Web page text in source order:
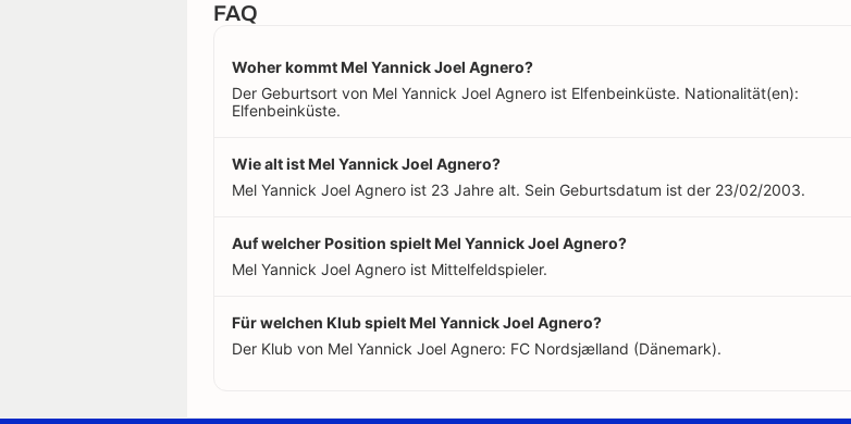
FAQ
Woher kommt Mel Yannick Joel Agnero?
Der Geburtsort von Mel Yannick Joel Agnero ist Elfenbeinküste. Nationalität(en):
Elfenbeinküste.
Wie alt ist Mel Yannick Joel Agnero?
Mel Yannick Joel Agnero ist 23 Jahre alt. Sein Geburtsdatum ist der 23/02/2003.
Auf welcher Position spielt Mel Yannick Joel Agnero?
Mel Yannick Joel Agnero ist Mittelfeldspieler.
Für welchen Klub spielt Mel Yannick Joel Agnero?
Der Klub von Mel Yannick Joel Agnero: FC Nordsjælland (Dänemark).